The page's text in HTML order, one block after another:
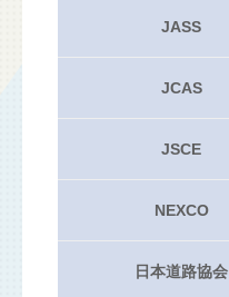
JASS
JCAS
JSCE
NEXCO
日本道路協会